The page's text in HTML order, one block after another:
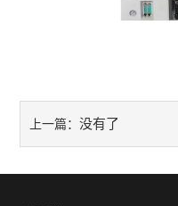
上一篇：没有了